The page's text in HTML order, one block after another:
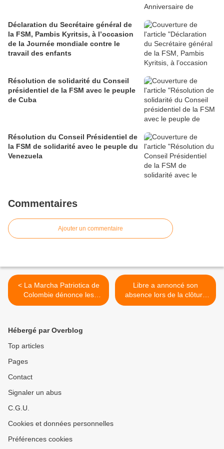
Déclaration du Secrétaire général de
la FSM, Pambis Kyritsis, à l’occasion
de la Journée mondiale contre le
travail des enfants
Résolution de solidarité du Conseil
présidentiel de la FSM avec le peuple
de Cuba
Résolution du Conseil Présidentiel de
la FSM de solidarité avec le peuple du
Venezuela
Commentaires
Ajouter un commentaire
< La Marcha Patriotica de
Colombie dénonce les
menaces et l'enlèvement de
Libre a annoncé son
absence lors de la clôture
du Congrès national au
Hébergé par Overblog
Top articles
Pages
Contact
Signaler un abus
C.G.U.
Cookies et données personnelles
Préférences cookies